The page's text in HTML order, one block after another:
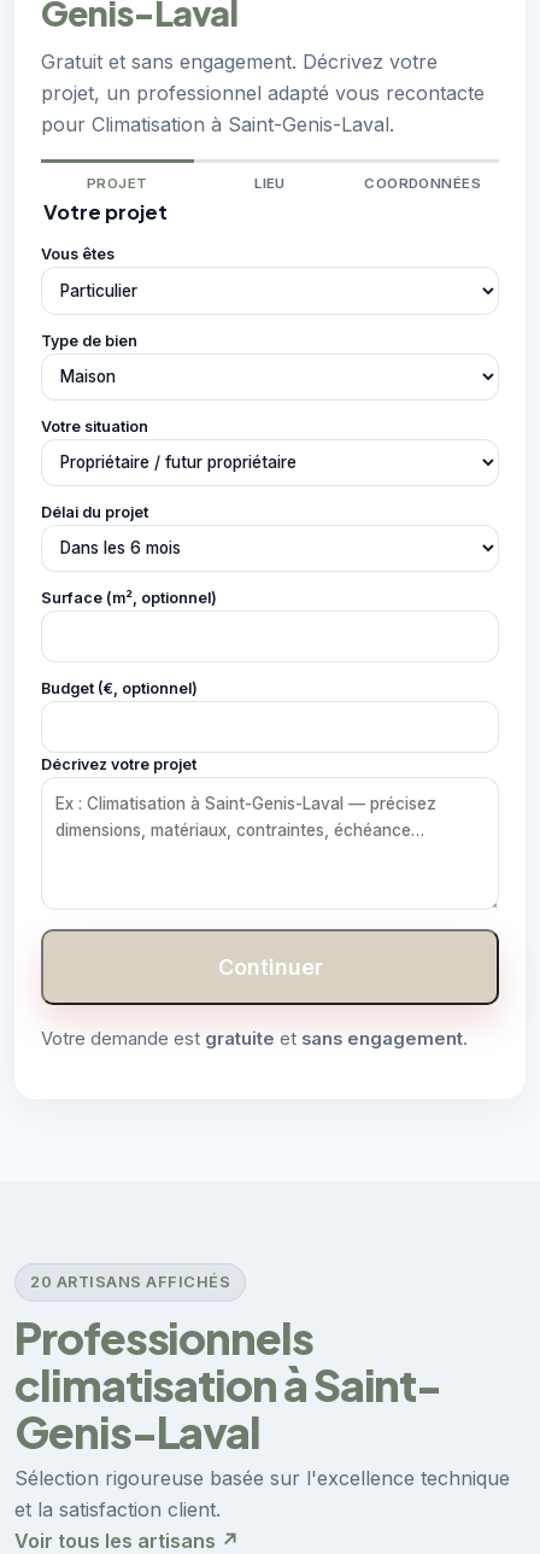
Genis-Laval
Gratuit et sans engagement. Décrivez votre
projet, un professionnel adapté vous recontacte
pour Climatisation à Saint-Genis-Laval.
PROJET LIEU COORDONNÉES
Votre projet
Vous êtes
Type de bien
Votre situation
Délai du projet
Surface (m², optionnel)
Budget (€, optionnel)
Décrivez votre projet
Continuer
Votre demande est gratuite et sans engagement.
20 ARTISANS AFFICHÉS
Professionnels
climatisation à Saint-
Genis-Laval
Sélection rigoureuse basée sur l'excellence technique
et la satisfaction client.
Voir tous les artisans ↗